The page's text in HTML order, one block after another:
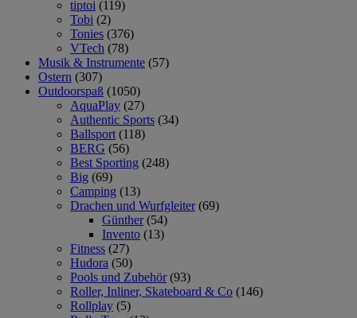
tiptoi (119)
Tobi (2)
Tonies (376)
VTech (78)
Musik & Instrumente (57)
Ostern (307)
Outdoorspaß (1050)
AquaPlay (27)
Authentic Sports (34)
Ballsport (118)
BERG (56)
Best Sporting (248)
Big (69)
Camping (13)
Drachen und Wurfgleiter (69)
Günther (54)
Invento (13)
Fitness (27)
Hudora (50)
Pools und Zubehör (93)
Roller, Inliner, Skateboard & Co (146)
Rollplay (5)